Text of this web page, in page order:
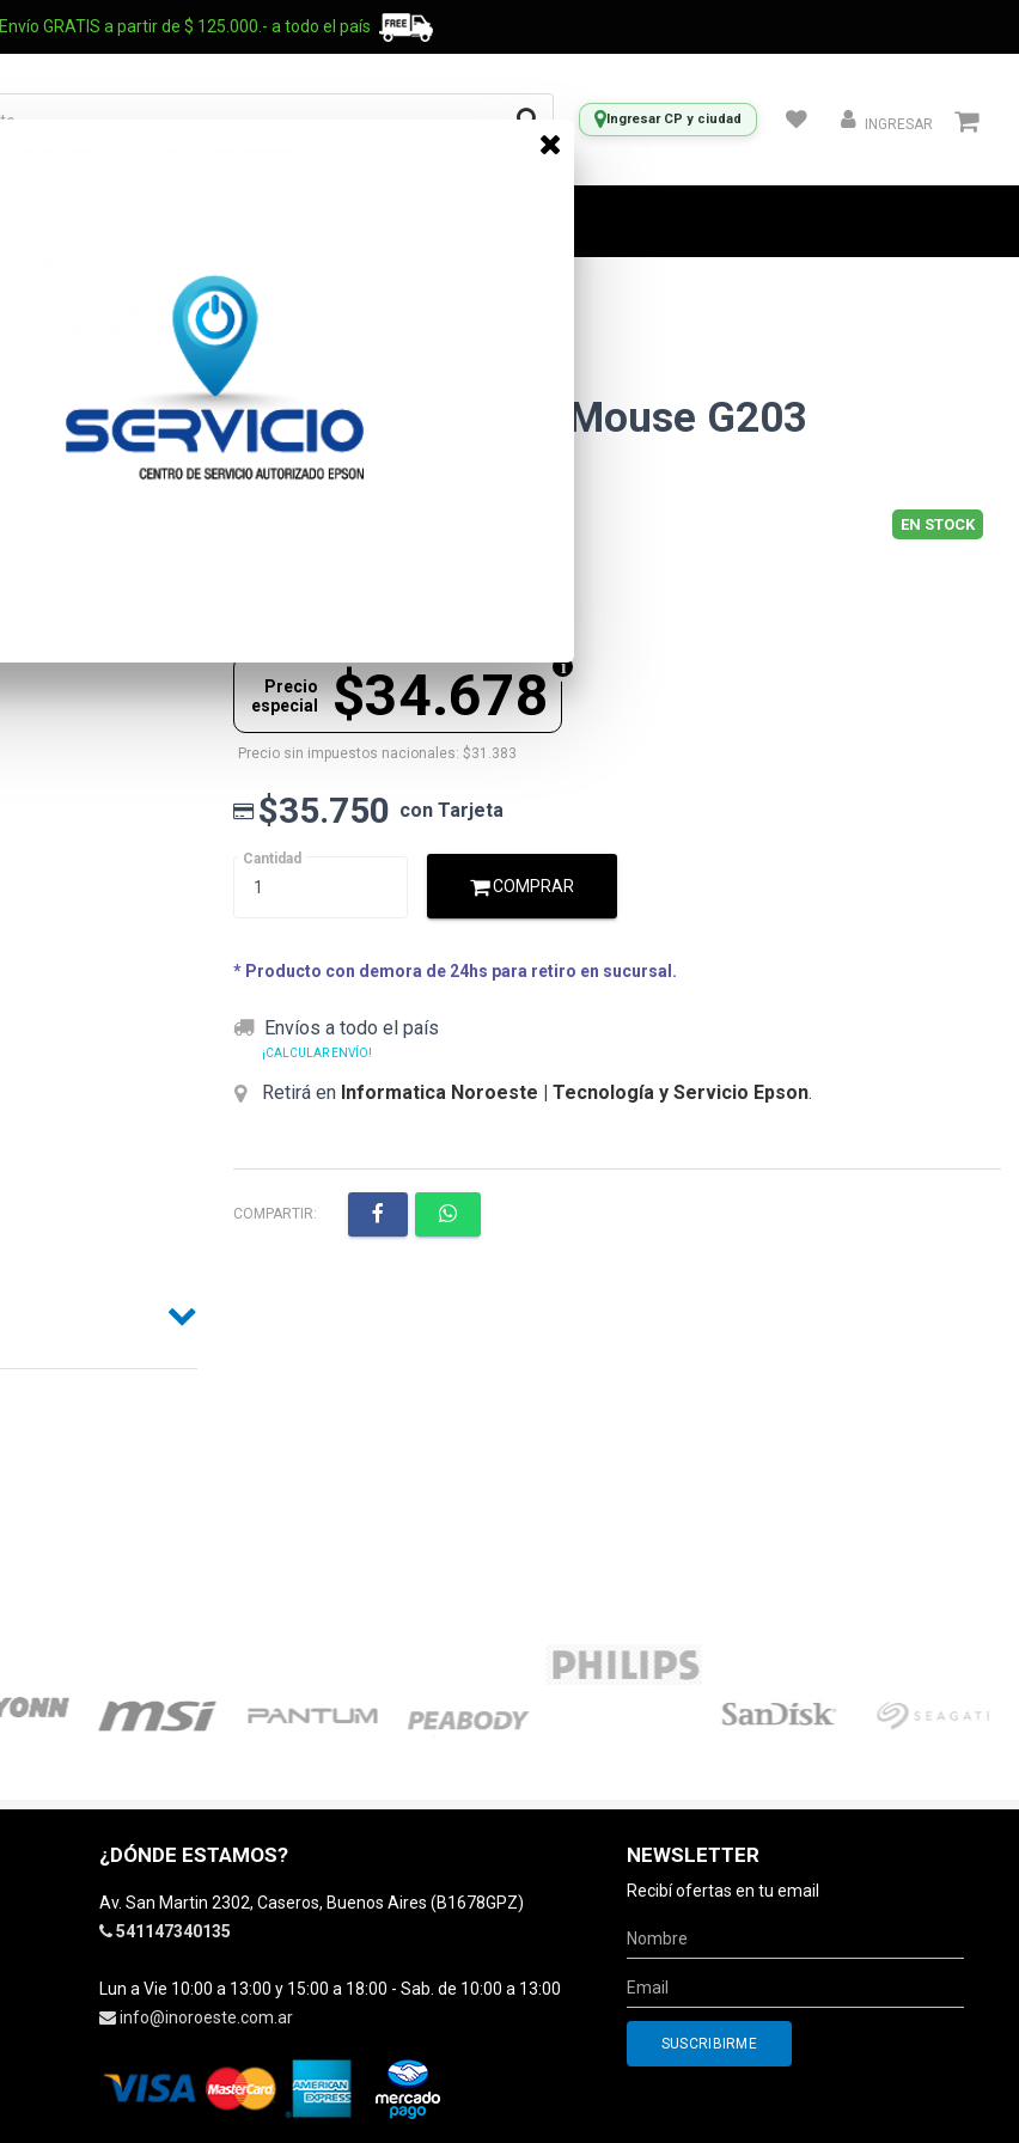
Envío GRATIS a partir de $ 125.000.- a todo el país
Ingresar CP y ciudad INGRESAR
Logitech Gaming Mouse G203
Lightsync B.
EN STOCK
$34.678
Precio
especial
Precio sin impuestos nacionales: $31.383
$35.750 con Tarjeta
Cantidad
COMPRAR
* Producto con demora de 24hs para retiro en sucursal.
Envíos a todo el país
¡CALCULAR ENVÍO!
Retirá en Informatica Noroeste | Tecnología y Servicio Epson.
COMPARTIR:
¿DÓNDE ESTAMOS?
Av. San Martin 2302, Caseros, Buenos Aires (B1678GPZ)
541147340135
Lun a Vie 10:00 a 13:00 y 15:00 a 18:00 - Sab. de 10:00 a 13:00
info@inoroeste.com.ar
NEWSLETTER
Recibí ofertas en tu email